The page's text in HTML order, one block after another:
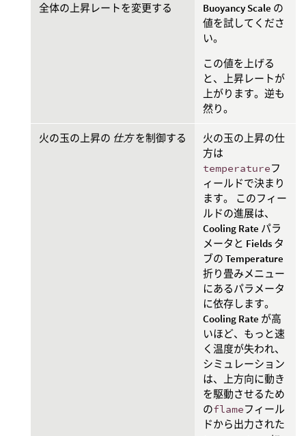
全体の上昇レートを変更する Buoyancy Scale の
値を試してくださ
い。
この値を上げる
と、上昇レートが
上がります。逆も
然り。
火の玉の上昇の 仕方を制御する
火の玉の上昇の仕
方は
temperatureフ
ィールドで決まり
ます。 このフィー
ルドの進展は、
Cooling Rate パラ
メータと Fields タ
ブの Temperature
折り畳みメニュー
にあるパラメータ
に依存します。
Cooling Rate が高
いほど、もっと速
く温度が失われ、
シミュレーション
は、上方向に動き
を駆動させるため
のflameフィール
ドから出力された